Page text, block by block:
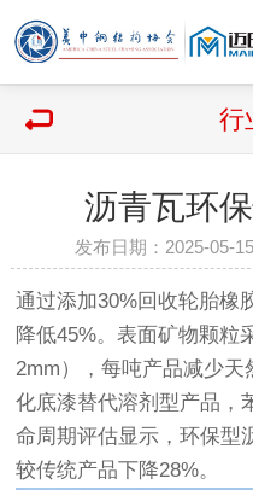
行
沥青瓦环
发布日期：2025-05-
通过添加30%回收轮胎橡
降低45%。表面矿物颗粒
2mm），每吨产品减少天
化底漆替代溶剂型产品，
命周期评估显示，环保型
较传统产品下降28%。